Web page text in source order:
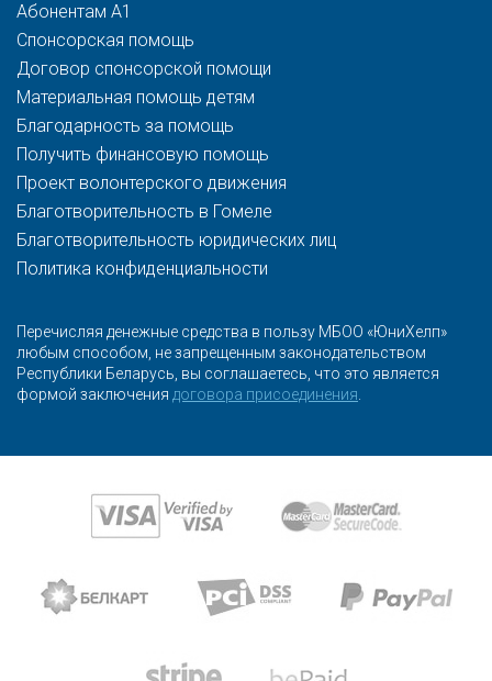
Абонентам A1
Спонсорская помощь
Договор спонсорской помощи
Материальная помощь детям
Благодарность за помощь
Получить финансовую помощь
Проект волонтерского движения
Благотворительность в Гомеле
Благотворительность юридических лиц
Политика конфиденциальности
Перечисляя денежные средства в пользу МБОО «ЮниХелп»
любым способом, не запрещенным законодательством
Республики Беларусь, вы соглашаетесь, что это является
формой заключения договора присоединения.